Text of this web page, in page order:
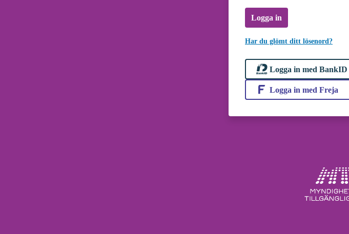
Logga in
Har du glömt ditt lösenord?
Logga in med BankID
Logga in med Freja